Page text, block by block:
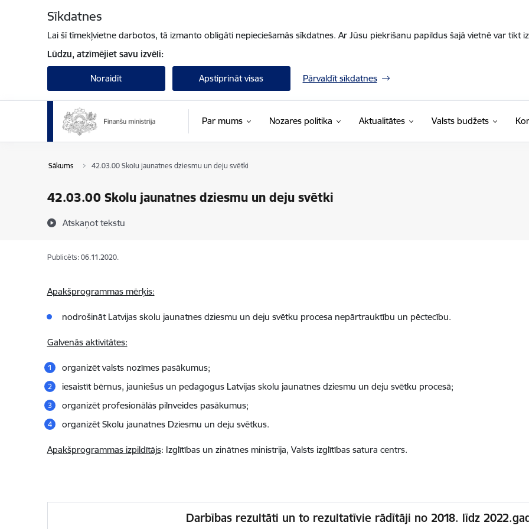
Sīkdatnes
Lai šī tīmekļvietne darbotos, tā izmanto obligāti nepieciešamās sīkdatnes. Ar Jūsu piekrišanu papildus šajā vietnē var tikt
Lūdzu, atzīmējiet savu izvēli:
Noraidīt Apstiprināt visas Pārvaldīt sīkdatnes
Par mums Nozares politika Aktualitātes Valsts budžets
Sākums 42.03.00 Skolu jaunatnes dziesmu un deju svētki
42.03.00 Skolu jaunatnes dziesmu un deju svētki
Atskaņot tekstu
Publicēts: 06.11.2020.
Apakšprogrammas mērķis:
nodrošināt Latvijas skolu jaunatnes dziesmu un deju svētku procesa nepārtrauktību un pēctecību.
Galvenās aktivitātes:
organizēt valsts nozīmes pasākumus;
iesaistīt bērnus, jauniešus un pedagogus Latvijas skolu jaunatnes dziesmu un deju svētku procesā;
organizēt profesionālās pilnveides pasākumus;
organizēt Skolu jaunatnes Dziesmu un deju svētkus.
Apakšprogrammas izpildītājs: Izglītības un zinātnes ministrija, Valsts izglītības satura centrs.
Darbības rezultāti un to rezultatīvie rādītāji no 2018. līdz